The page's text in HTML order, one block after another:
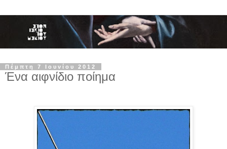
Πέμπτη 7 Ιουνίου 2012
Ένα αιφνίδιο ποίημα